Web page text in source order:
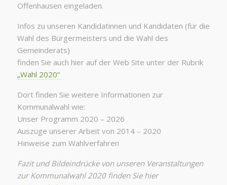
Offenhausen eingeladen.
Infos zu unseren Kandidatinnen und Kandidaten (für die
Wahl des Bürgermeisters und die Wahl des
Gemeinderats)
finden Sie auch hier auf der Web Site unter der Rubrik
„Wahl 2020“
Dort finden Sie weitere Informationen zur
Kommunalwahl wie:
Unser Programm 2020 – 2026
Auszüge unserer Arbeit von 2014 – 2020
Hinweise zum Wahlverfahren
Fazit und Bildeindrücke von unseren Veranstaltungen
zur Kommunalwahl 2020 finden Sie hier